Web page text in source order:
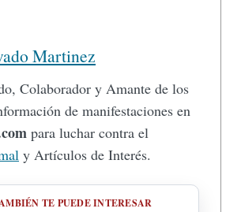
Martinez
Colaborador y Amante de los
de manifestaciones en
para luchar contra el
y Artículos de Interés.
TE PUEDE INTERESAR